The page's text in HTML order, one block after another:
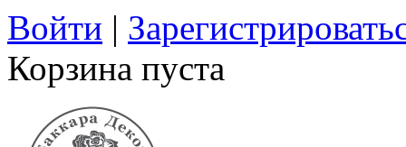
Войти |
Корзина пуста